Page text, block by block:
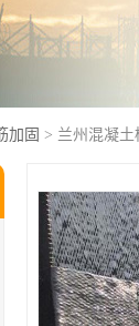
加固 > 兰州混凝土